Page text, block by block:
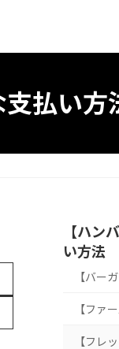
支払い方
【ハン
い方法
【バー
【ファ
【フレ